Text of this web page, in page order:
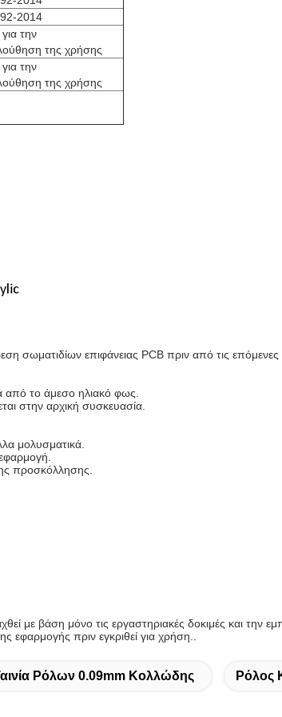
2014
την
της χρήσης
την
της χρήσης
σωματιδίων επιφάνειας PCB πριν από τις επόμενες
από το άμεσο ηλιακό φως.
στην αρχική συσκευασία.
μολυσματικά.
προσκόλλησης.
με βάση μόνο τις εργαστηριακές δοκιμές και την
εφαρμογής πριν εγκριθεί για χρήση..
Ρόλων 0.09mm Κολλώδης Ρόλος